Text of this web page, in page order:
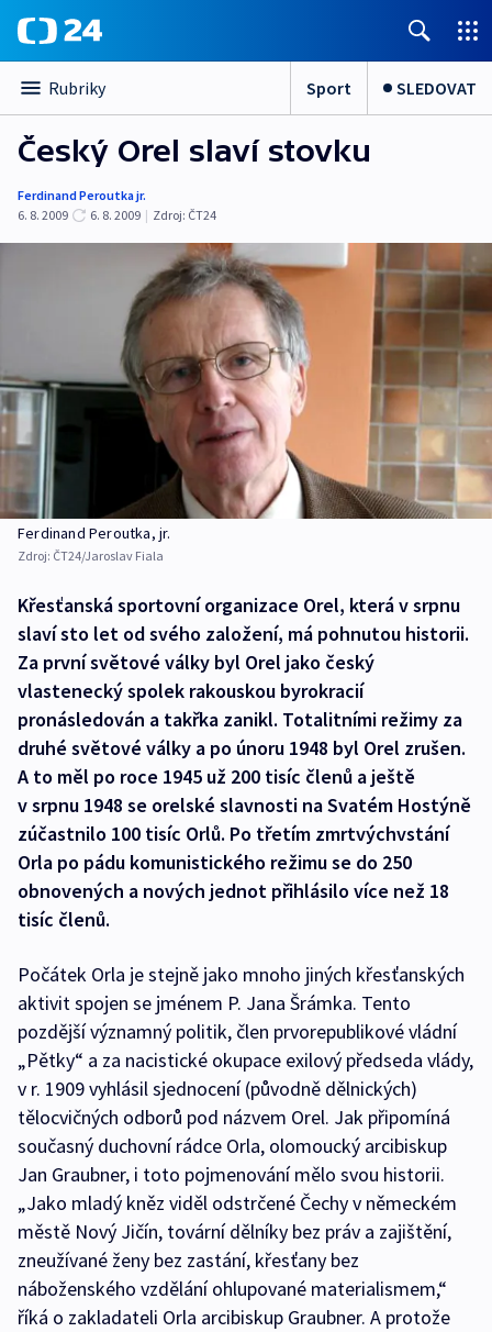
Rubriky Sport SLEDOVAT
Český Orel slaví stovku
Ferdinand Peroutka jr.
6. 8. 2009
6. 8. 2009 | Zdroj: ČT24
Ferdinand Peroutka, jr.
Zdroj: ČT24/Jaroslav Fiala
Křesťanská sportovní organizace Orel, která v srpnu
slaví sto let od svého založení, má pohnutou historii.
Za první světové války byl Orel jako český
vlastenecký spolek rakouskou byrokracií
pronásledován a takřka zanikl. Totalitními režimy za
druhé světové války a po únoru 1948 byl Orel zrušen.
A to měl po roce 1945 už 200 tisíc členů a ještě
v srpnu 1948 se orelské slavnosti na Svatém Hostýně
zúčastnilo 100 tisíc Orlů. Po třetím zmrtvýchvstání
Orla po pádu komunistického režimu se do 250
obnovených a nových jednot přihlásilo více než 18
tisíc členů.
Počátek Orla je stejně jako mnoho jiných křesťanských
aktivit spojen se jménem P. Jana Šrámka. Tento
pozdější významný politik, člen prvorepublikové vládní
„Pětky“ a za nacistické okupace exilový předseda vlády,
v r. 1909 vyhlásil sjednocení (původně dělnických)
tělocvičných odborů pod názvem Orel. Jak připomíná
současný duchovní rádce Orla, olomoucký arcibiskup
Jan Graubner, i toto pojmenování mělo svou historii.
„Jako mladý kněz viděl odstrčené Čechy v německém
městě Nový Jičín, tovární dělníky bez práv a zajištění,
zneužívané ženy bez zastání, křesťany bez
náboženského vzdělání ohlupované materialismem,“
říká o zakladateli Orla arcibiskup Graubner. A protože